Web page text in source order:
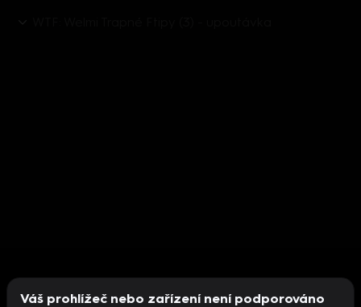
Váš prohlížeč nebo zařízení není podporováno